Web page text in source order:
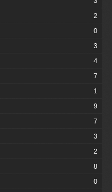
2
0
3
4
7
1
9
7
3
2
8
0